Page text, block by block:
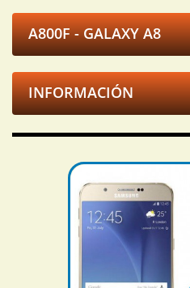
A800F - GALAXY A8
INFORMACIÓN